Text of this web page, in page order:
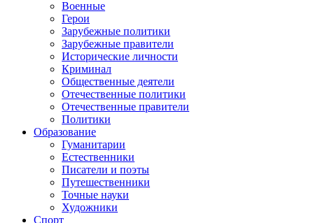
Военные
Герои
Зарубежные политики
Зарубежные правители
Исторические личности
Криминал
Общественные деятели
Отечественные политики
Отечественные правители
Политики
Образование
Гуманитарии
Естественники
Писатели и поэты
Путешественники
Точные науки
Художники
Спорт